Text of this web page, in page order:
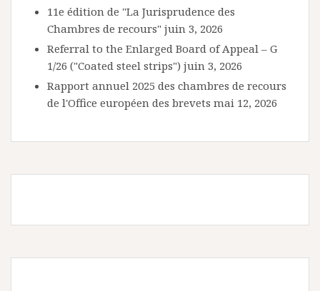
11e édition de "La Jurisprudence des
Chambres de recours" juin 3, 2026
Referral to the Enlarged Board of Appeal – G
1/26 ("Coated steel strips") juin 3, 2026
Rapport annuel 2025 des chambres de recours
de l'Office européen des brevets mai 12, 2026